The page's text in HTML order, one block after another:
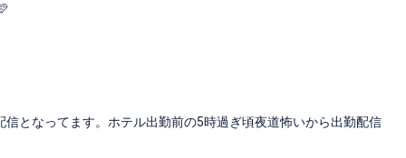
となってます。ホテル出勤前の5時過ぎ頃夜道怖いから出勤配信